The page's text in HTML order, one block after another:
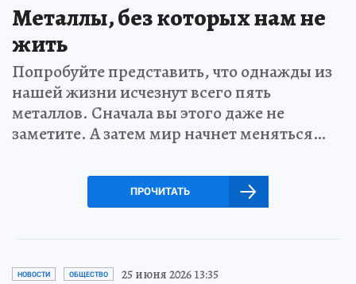
Металлы, без которых нам не
жить
Попробуйте представить, что однажды из
нашей жизни исчезнут всего пять
металлов. Сначала вы этого даже не
заметите. А затем мир начнет меняться…
ПРОЧИТАТЬ
НОВОСТИ ОБЩЕСТВО 25 июня 2026 13:35